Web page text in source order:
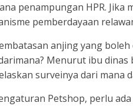
penampungan HPR. Jika
pemberdayaan
anjing yang
Menurut ibu dinas
surveinya dari mana
Petshop, perlu